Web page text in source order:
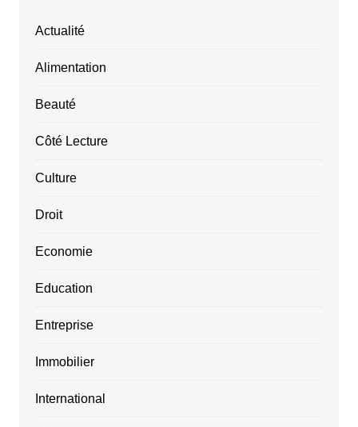
Actualité
Alimentation
Beauté
Côté Lecture
Culture
Droit
Economie
Education
Entreprise
Immobilier
International